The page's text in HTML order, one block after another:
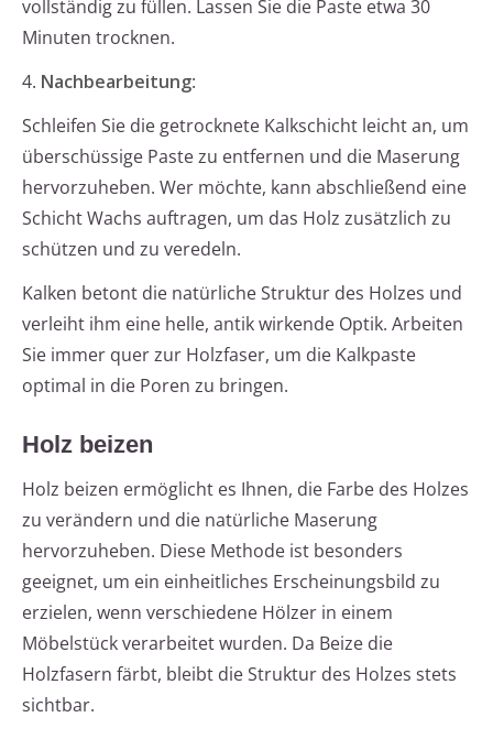
vollständig zu füllen. Lassen Sie die Paste etwa 30
Minuten trocknen.
4. Nachbearbeitung:
Schleifen Sie die getrocknete Kalkschicht leicht an, um
überschüssige Paste zu entfernen und die Maserung
hervorzuheben. Wer möchte, kann abschließend eine
Schicht Wachs auftragen, um das Holz zusätzlich zu
schützen und zu veredeln.
Kalken betont die natürliche Struktur des Holzes und
verleiht ihm eine helle, antik wirkende Optik. Arbeiten
Sie immer quer zur Holzfaser, um die Kalkpaste
optimal in die Poren zu bringen.
Holz beizen
Holz beizen ermöglicht es Ihnen, die Farbe des Holzes
zu verändern und die natürliche Maserung
hervorzuheben. Diese Methode ist besonders
geeignet, um ein einheitliches Erscheinungsbild zu
erzielen, wenn verschiedene Hölzer in einem
Möbelstück verarbeitet wurden. Da Beize die
Holzfasern färbt, bleibt die Struktur des Holzes stets
sichtbar.